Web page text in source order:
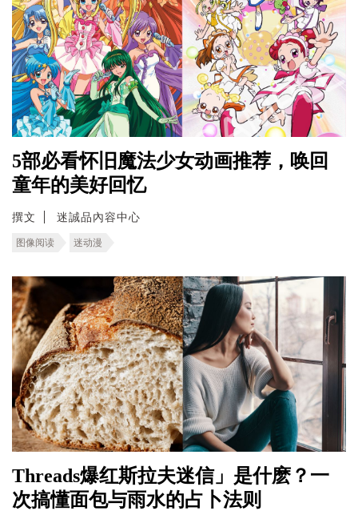
5部必看怀旧魔法少女动画推荐，唤回
童年的美好回忆
撰文 迷誠品內容中心
图像阅读 迷动漫
Threads爆红斯拉夫迷信」是什麽？一
次搞懂面包与雨水的占卜法则